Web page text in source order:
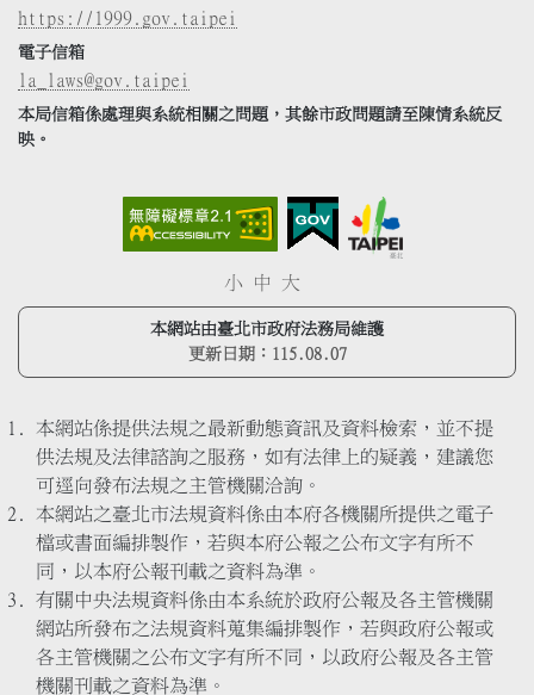
https://1999.gov.taipei
電子信箱
la_laws@gov.taipei
本局信箱係處理與系統相關之問題，其餘市政問題請至陳情系統反
映。
小 中 大
本網站由臺北市政府法務局維護
更新日期： 115.08.07
本網站係提供法規之最新動態資訊及資料檢索，並不提
供法規及法律諮詢之服務，如有法律上的疑義，建議您
可逕向發布法規之主管機關洽詢。
本網站之臺北市法規資料係由本府各機關所提供之電子
檔或書面編排製作，若與本府公報之公布文字有所不
同，以本府公報刊載之資料為準。
有關中央法規資料係由本系統於政府公報及各主管機關
網站所發布之法規資料蒐集編排製作，若與政府公報或
各主管機關之公布文字有所不同，以政府公報及各主管
機關刊載之資料為準。